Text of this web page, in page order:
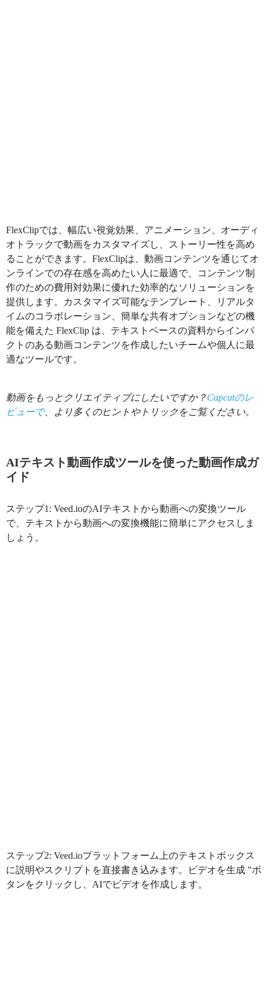
FlexClipでは、幅広い視覚効果、アニメーション、オーディ
オトラックで動画をカスタマイズし、ストーリー性を高め
ることができます。FlexClipは、動画コンテンツを通じてオ
ンラインでの存在感を高めたい人に最適で、コンテンツ制
作のための費用対効果に優れた効率的なソリューションを
提供します。カスタマイズ可能なテンプレート、リアルタ
イムのコラボレーション、簡単な共有オプションなどの機
能を備えた FlexClip は、テキストベースの資料からインパ
クトのある動画コンテンツを作成したいチームや個人に最
適なツールです。
動画をもっとクリエイティブにしたいですか？Capcutのレ
ビューで、より多くのヒントやトリックをご覧ください。
AIテキスト動画作成ツールを使った動画作成ガ
イド
ステップ1: Veed.ioのAIテキストから動画への変換ツール
で、テキストから動画への変換機能に簡単にアクセスしま
しょう。
ステップ2: Veed.ioプラットフォーム上のテキストボックス
に説明やスクリプトを直接書き込みます。ビデオを生成 "ボ
タンをクリックし、AIでビデオを作成します。